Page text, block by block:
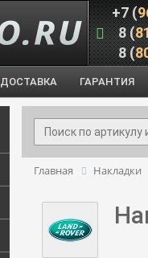
+7 (
8 (
8 (
ДОСТАВКА ГАРАНТИЯ
Главная Накладки